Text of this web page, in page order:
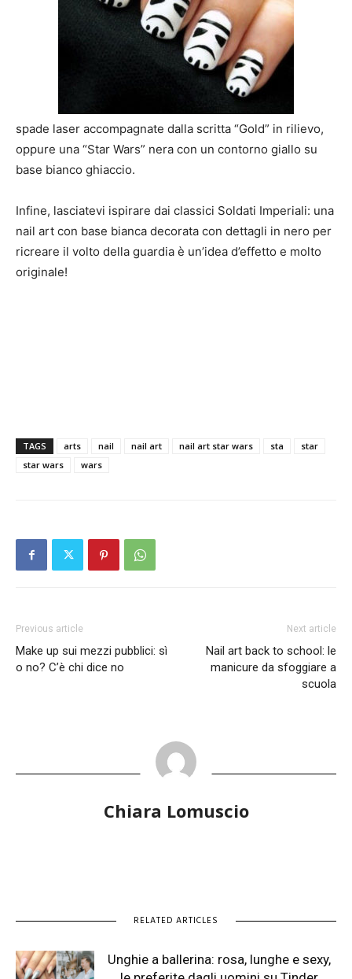
spade laser accompagnate dalla scritta “Gold” in rilievo,
oppure una “Star Wars” nera con un contorno giallo su
base bianco ghiaccio.
Infine, lasciatevi ispirare dai classici Soldati Imperiali: una
nail art con base bianca decorata con dettagli in nero per
ricreare il volto della guardia è un’idea d’effetto e molto
originale!
TAGS arts nail nail art nail art star wars sta
star
star wars
wars
Previous article
Make up sui mezzi pubblici: sì
o no? C’è chi dice no
Next article
Nail art back to school: le
manicure da sfoggiare a
scuola
Chiara Lomuscio
RELATED ARTICLES
Unghie a ballerina: rosa, lunghe e sexy,